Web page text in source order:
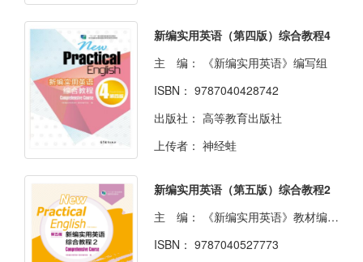
新编实用英语（第四版）综合教程4
主 编：
《新编实用英语》编写组
ISBN： 9787040428742
出版社： 高等教育出版社
上传者： 神经蛙
新编实用英语（第五版）综合教程2
主 编：
《新编实用英语》教材编写组
ISBN： 9787040527773